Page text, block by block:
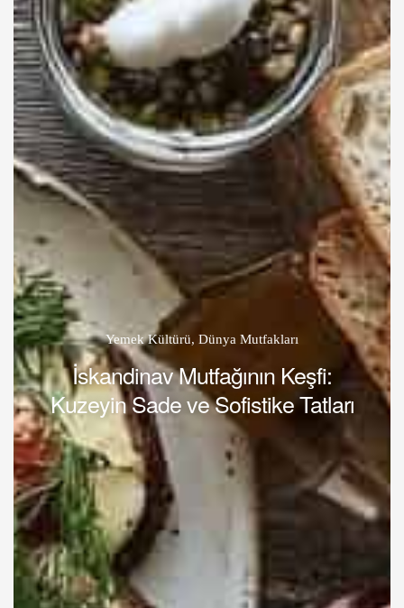
Yemek Kültürü, Dünya Mutfakları
İskandinav Mutfağının Keşfi:
Kuzeyin Sade ve Sofistike Tatları